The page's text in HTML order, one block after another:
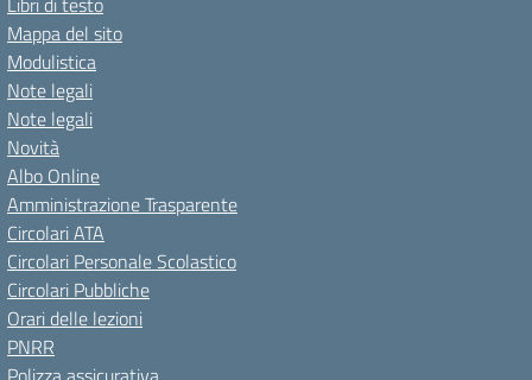
Mappa del sito
Modulistica
Note legali
Note legali
Novità
Albo Online
Amministrazione Trasparente
Circolari ATA
Circolari Personale Scolastico
Circolari Pubbliche
Orari delle lezioni
PNRR